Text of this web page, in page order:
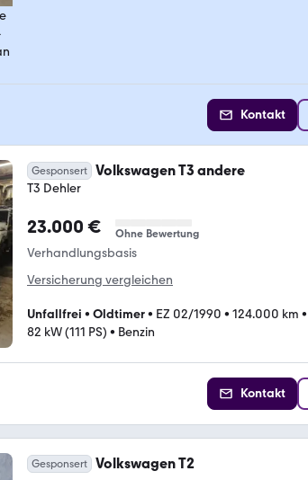
Kontakt
Gesponsert Volkswagen T3 andere
T3 Dehler
23.000 € Ohne Bewertung
Verhandlungsbasis
Versicherung vergleichen
Unfallfrei • Oldtimer• EZ 02/1990 • 124.000 km •
82 kW (111 PS) • Benzin
Kontakt
Gesponsert Volkswagen T2